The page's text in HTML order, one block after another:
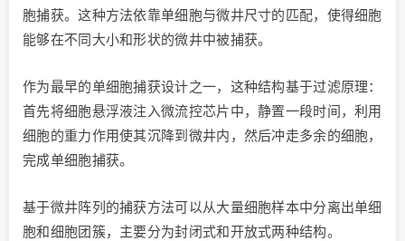
胞捕获。这种方法依靠单细胞与微井尺寸的匹配，使得细胞
能够在不同大小和形状的微井中被捕获。
作为最早的单细胞捕获设计之一，这种结构基于过滤原理：
首先将细胞悬浮液注入微流控芯片中，静置一段时间，利用
细胞的重力作用使其沉降到微井内，然后冲走多余的细胞，
完成单细胞捕获。
基于微井阵列的捕获方法可以从大量细胞样本中分离出单细
胞和细胞团簇，主要分为封闭式和开放式两种结构。